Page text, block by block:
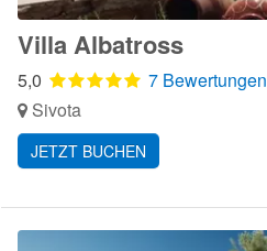
Villa Albatross
5,0
7 Bewertungen
Sivota
JETZT BUCHEN